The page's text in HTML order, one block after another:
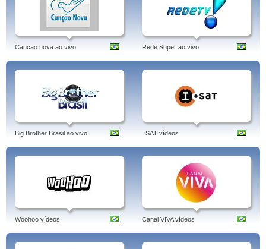
Cancao nova ao vivo Rede Super ao vivo
Big Brother Brasil ao vivo I.SAT vídeos
Woohoo vídeos Canal VIVA vídeos